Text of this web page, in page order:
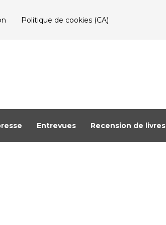
Politique de cookies (CA)
Entrevues Recension de livres